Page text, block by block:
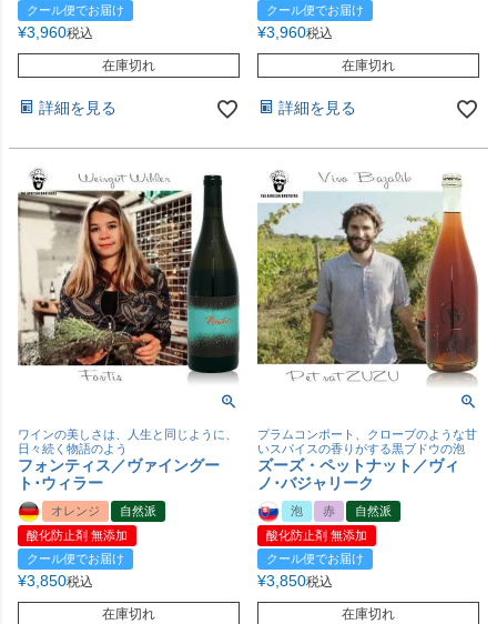
クール便でお届け
¥3,960税込
在庫切れ
詳細を見る
クール便でお届け
¥3,960税込
在庫切れ
詳細を見る
ワインの美しさは、人生と同じように、
日々続く物語のよう
フォンティス／ヴァイングー
ト･ウィラー
オレンジ
自然派
酸化防止剤 無添加
クール便でお届け
¥3,850税込
在庫切れ
プラムコンポート、クローブのような甘
いスパイスの香りがする黒ブドウの泡
ズーズ・ペットナット／ヴィ
ノ･バジャリーク
泡 赤
自然派
酸化防止剤 無添加
クール便でお届け
¥3,850税込
在庫切れ